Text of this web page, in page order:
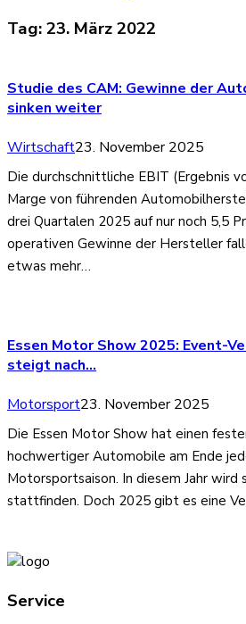
Tag:23. März 2022
Studie des CAM: Gewinne der
sinken weiter
Wirtschaft23. November 2025
Die durchschnittliche EBIT (Ergebnis
Marge von führenden
drei Quartalen 2025 auf nur noch 5,5
operativen Gewinne der Hersteller
etwas mehr…
Essen Motor Show 2025: Event-
steigt nach…
Motorsport23. November 2025
Die Essen Motor Show hat einen
hochwertiger Automobile am Ende
Motorsportsaison. In diesem Jahr wird
stattfinden. Doch 2025 gibt es eine
Service